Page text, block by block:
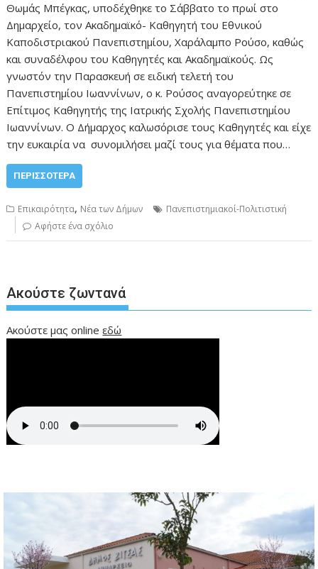
Θωμάς Μπέγκας, υποδέχθηκε το Σάββατο το πρωί στο
Δημαρχείο, τον Ακαδημαϊκό- Καθηγητή του Εθνικού
Καποδιστριακού Πανεπιστημίου, Χαράλαμπο Ρούσο, καθώς
και συναδέλφου του Καθηγητές και Ακαδημαϊκούς. Ως
γνωστόν την Παρασκευή σε ειδική τελετή του
Πανεπιστημίου Ιωαννίνων, ο κ. Ρούσος αναγορεύτηκε σε
Επίτιμος Καθηγητής της Ιατρικής Σχολής Πανεπιστημίου
Ιωαννίνων. Ο Δήμαρχος καλωσόρισε τους Καθηγητές και είχε
την ευκαιρία να συνομιλήσει μαζί τους για θέματα που…
ΠΕΡΙΣΣΌΤΕΡΑ
Επικαιρότητα, Νέα των Δήμων
Πανεπιστημιακοί-Πολιτιστική
Αφήστε ένα σχόλιο
Ακούστε ζωντανά
Ακούστε μας onlineεδώ